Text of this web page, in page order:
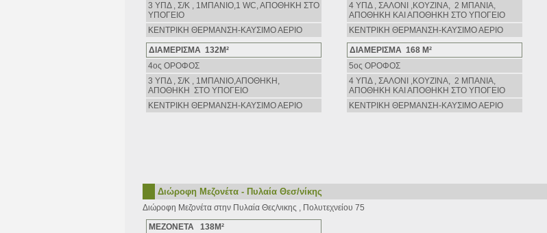
3 ΥΠΔ , Σ/Κ , 1ΜΠΑΝΙΟ,1 WC, AΠΟΘΗΚΗ ΣΤΟ
ΥΠΟΓΕΙΟ
ΚΕΝΤΡΙΚΗ ΘΕΡΜΑΝΣΗ-ΚΑΥΣΙΜΟ ΑΕΡΙΟ
4 ΥΠΔ , ΣΑΛΟΝΙ ,ΚΟΥΖΙΝΑ, 2 ΜΠΑΝΙΑ,
AΠΟΘΗΚΗ ΚΑΙ ΑΠΟΘΗΚΗ ΣΤΟ ΥΠΟΓΕΙΟ
ΚΕΝΤΡΙΚΗ ΘΕΡΜΑΝΣΗ-ΚΑΥΣΙΜΟ ΑΕΡΙΟ
ΔΙΑΜΕΡΙΣΜΑ 132Μ²
4ος ΟΡΟΦΟΣ
3 ΥΠΔ , Σ/Κ , 1ΜΠΑΝΙΟ,ΑΠΟΘΗΚΗ,
AΠΟΘΗΚΗ ΣΤΟ ΥΠΟΓΕΙΟ
ΚΕΝΤΡΙΚΗ ΘΕΡΜΑΝΣΗ-ΚΑΥΣΙΜΟ ΑΕΡΙΟ
ΔΙΑΜΕΡΙΣΜΑ 168 Μ²
5ος ΟΡΟΦΟΣ
4 ΥΠΔ , ΣΑΛΟΝΙ ,ΚΟΥΖΙΝΑ, 2 ΜΠΑΝΙΑ,
AΠΟΘΗΚΗ ΚΑΙ ΑΠΟΘΗΚΗ ΣΤΟ ΥΠΟΓΕΙΟ
ΚΕΝΤΡΙΚΗ ΘΕΡΜΑΝΣΗ-ΚΑΥΣΙΜΟ ΑΕΡΙΟ
Διώροφη Μεζονέτα - Πυλαία Θεσ/νίκης
Διώροφη Μεζονέτα στην Πυλαία Θες/νικης , Πολυτεχνείου 75
ΜΕΖΟΝΕΤΑ 138Μ²